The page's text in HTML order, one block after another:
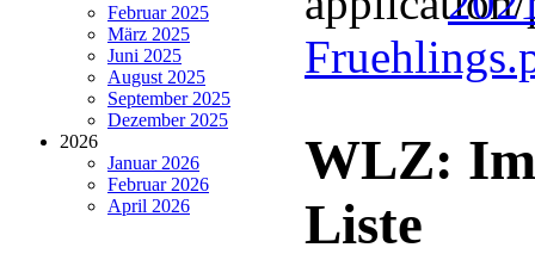
Februar 2025
März 2025
Juni 2025
August 2025
September 2025
Dezember 2025
2026
Januar 2026
Februar 2026
April 2026
WLZ:
Liste